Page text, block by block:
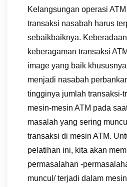
Kelangsungan operasi
transaksi nasabah harus
sebaikbaiknya.
keberagaman transaksi
image yang baik
menjadi nasabah
tingginya jumlah transaksi-
mesin-mesin ATM pada
masalah yang sering
transaksi di mesin ATM.
pelatihan ini, kita akan
permasalahan -
muncul/ terjadi dalam